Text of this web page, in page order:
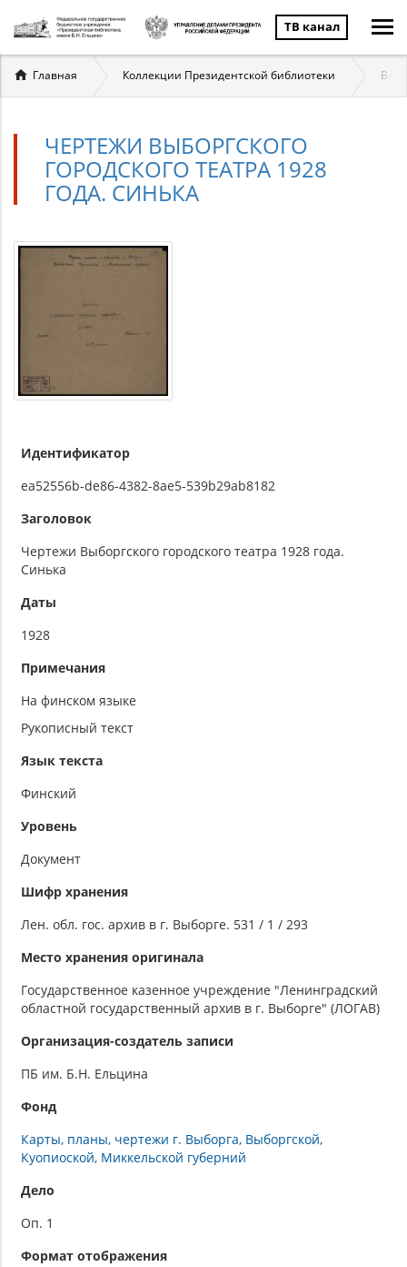
ТВ канал
Вы
здесь
Главная Коллекции Президентской библиотеки
ЧЕРТЕЖИ ВЫБОРГСКОГО
ГОРОДСКОГО ТЕАТРА 1928
ГОДА. СИНЬКА
Идентификатор
ea52556b-de86-4382-8ae5-539b29ab8182
Заголовок
Чертежи Выборгского городского театра 1928 года.
Синька
Даты
1928
Примечания
На финском языке
Рукописный текст
Язык текста
Финский
Уровень
Документ
Шифр хранения
Лен. обл. гос. архив в г. Выборге. 531 / 1 / 293
Место хранения оригинала
Государственное казенное учреждение "Ленинградский
областной государственный архив в г. Выборге" (ЛОГАВ)
Организация-создатель записи
ПБ им. Б.Н. Ельцина
Фонд
Карты, планы, чертежи г. Выборга, Выборгской,
Куопиоской, Миккельской губерний
Дело
Оп. 1
Формат отображения